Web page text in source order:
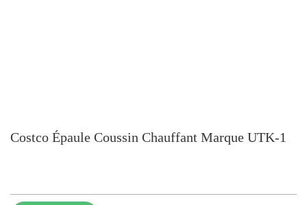
Costco Épaule Coussin Chauffant Marque UTK-1